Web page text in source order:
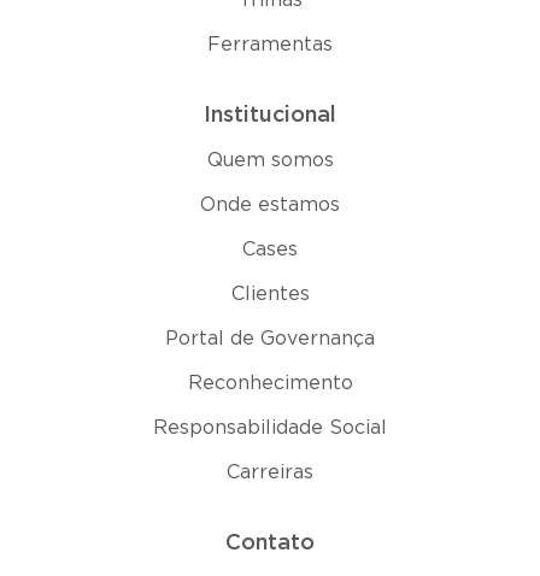
Ferramentas
Institucional
Quem somos
Onde estamos
Cases
Clientes
Portal de Governança
Reconhecimento
Responsabilidade Social
Carreiras
Contato